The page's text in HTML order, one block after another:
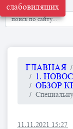
слабовидящих
ГЛАВНАЯ
1.
ОБЗОР
11.11.2021 15:27